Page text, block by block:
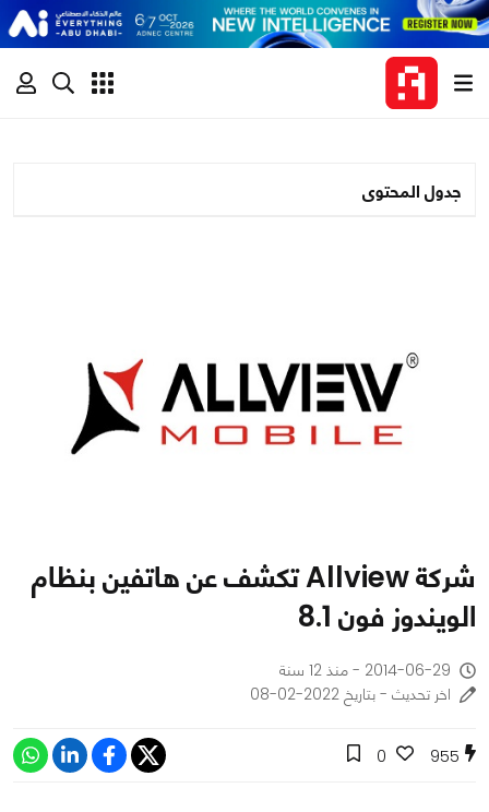
جدول المحتوى
شركة Allview تكشف عن هاتفين بنظام
الويندوز فون 8.1
2014-06-29 - منذ 12 سنة
اخر تحديث - بتاريخ 2022-02-08
955
0